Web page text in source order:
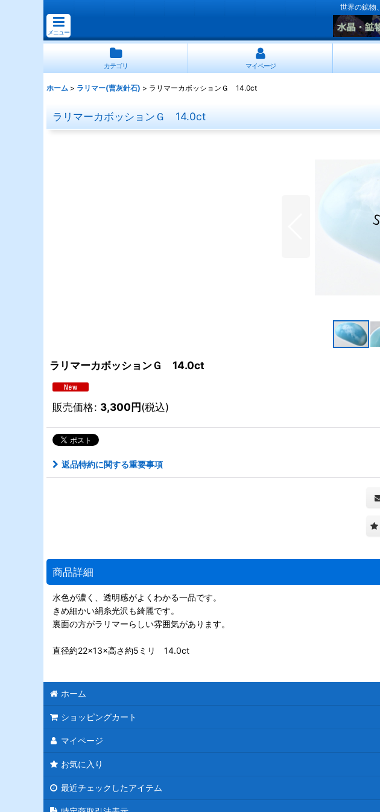
世界の鉱物
メニュー
カテゴリ マイページ
ホーム > ラリマー(曹灰針石) > ラリマーカボッションＧ 14.0ct
ラリマーカボッションＧ 14.0ct
ラリマーカボッションＧ 14.0ct
販売価格: 3,300円(税込)
返品特約に関する重要事項
商品詳細
水色が濃く、透明感がよくわかる一品です。
きめ細かい絹糸光沢も綺麗です。
裏面の方がラリマーらしい雰囲気があります。
直径約22×13×高さ約5ミリ 14.0ct
ホーム
ショッピングカート
マイページ
お気に入り
最近チェックしたアイテム